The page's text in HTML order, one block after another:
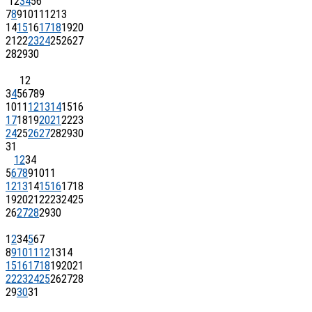
78910111213
14151617181920
21222324252627
282930
12
3456789
10111213141516
17181920212223
24252627282930
31
1234
567891011
12131415161718
19202122232425
2627282930
1234567
891011121314
15161718192021
22232425262728
293031